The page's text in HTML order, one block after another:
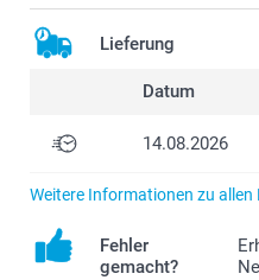
Lieferung
Datum
14.08.2026
Weitere Informationen zu allen
Fehler
gemacht?